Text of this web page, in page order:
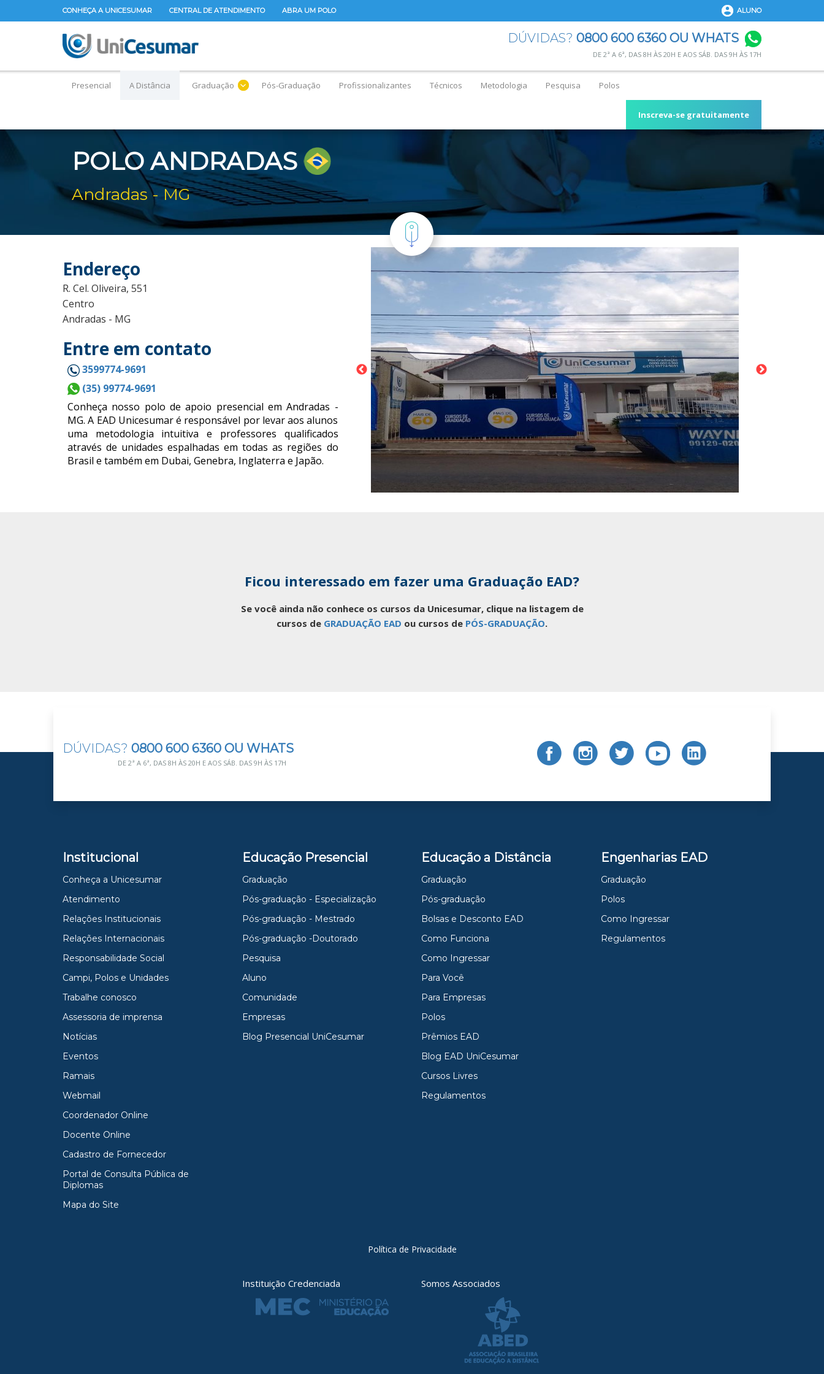
CONHEÇA A UNICESUMAR CENTRAL DE ATENDIMENTO ABRA UM POLO ALUNO
DÚVIDAS? 0800 600 6360 OU WHATS
DE 2ª A 6ª, DAS 8H ÀS 20H E AOS SÁB. DAS 9H ÀS 17H
Presencial A Distância Graduação Pós-Graduação Profissionalizantes Técnicos Metodologia Pesquisa Polos
Inscreva-se gratuitamente
POLO ANDRADAS
Andradas - MG
Endereço
R. Cel. Oliveira, 551
Centro
Andradas - MG
Entre em contato
3599774-9691
(35) 99774-9691
Conheça nosso polo de apoio presencial em Andradas -
MG. A EAD Unicesumar é responsável por levar aos alunos
uma metodologia intuitiva e professores qualificados
através de unidades espalhadas em todas as regiões do
Brasil e também em Dubai, Genebra, Inglaterra e Japão.
Ficou interessado em fazer uma Graduação EAD?
Se você ainda não conhece os cursos da Unicesumar, clique na listagem de
cursos de GRADUAÇÃO EAD ou cursos de PÓS-GRADUAÇÃO.
DÚVIDAS? 0800 600 6360 OU WHATS
DE 2ª A 6ª, DAS 8H ÀS 20H E AOS SÁB. DAS 9H ÀS 17H
Institucional
Conheça a Unicesumar
Atendimento
Relações Institucionais
Relações Internacionais
Responsabilidade Social
Campi, Polos e Unidades
Trabalhe conosco
Assessoria de imprensa
Notícias
Eventos
Ramais
Webmail
Coordenador Online
Docente Online
Cadastro de Fornecedor
Portal de Consulta Pública de
Diplomas
Mapa do Site
Educação Presencial
Graduação
Pós-graduação - Especialização
Pós-graduação - Mestrado
Pós-graduação -Doutorado
Pesquisa
Aluno
Comunidade
Empresas
Blog Presencial UniCesumar
Educação a Distância
Graduação
Pós-graduação
Bolsas e Desconto EAD
Como Funciona
Como Ingressar
Para Você
Para Empresas
Polos
Prêmios EAD
Blog EAD UniCesumar
Cursos Livres
Regulamentos
Engenharias EAD
Graduação
Polos
Como Ingressar
Regulamentos
Política de Privacidade
Instituição Credenciada Somos Associados